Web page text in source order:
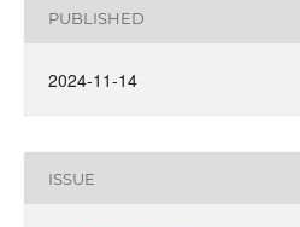
PUBLISHED
2024-11-14
ISSUE